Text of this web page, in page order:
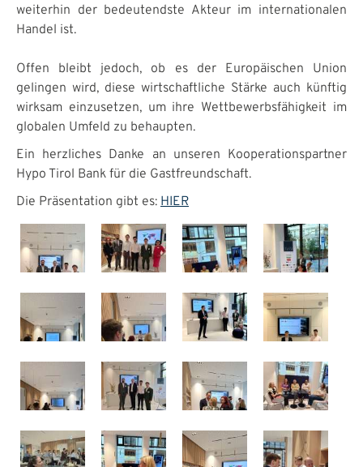
weiterhin der bedeutendste Akteur im internationalen
Handel ist.
Offen bleibt jedoch, ob es der Europäischen Union
gelingen wird, diese wirtschaftliche Stärke auch künftig
wirksam einzusetzen, um ihre Wettbewerbsfähigkeit im
globalen Umfeld zu behaupten.
Ein herzliches Danke an unseren Kooperationspartner
Hypo Tirol Bank für die Gastfreundschaft.
Die Präsentation gibt es: HIER